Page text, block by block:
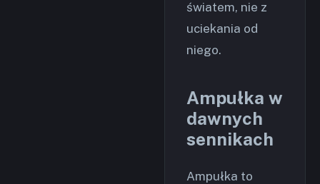
światem, nie z
uciekania od
niego.
Ampułka w
dawnych
sennikach
Ampułka to